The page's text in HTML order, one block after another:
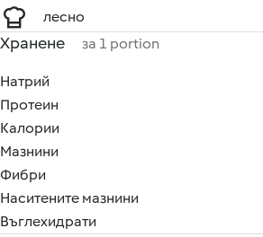
лесно
Хранене за 1 portion
Натрий
Протеин
Калории
Мазнини
Фибри
Наситените мазнини
Въглехидрати